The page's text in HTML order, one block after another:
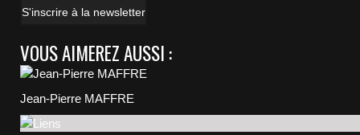
S'inscrire à la newsletter
VOUS AIMEREZ AUSSI :
Jean-Pierre MAFFRE